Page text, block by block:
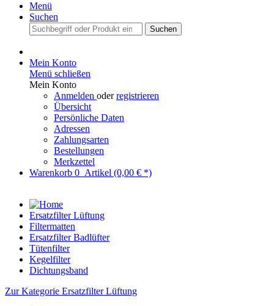
Menü
Suchen
Suchen
Mein Konto
Menü schließen
Mein Konto
Anmelden oderregistrieren
Übersicht
Persönliche Daten
Adressen
Zahlungsarten
Bestellungen
Merkzettel
Warenkorb 0 Artikel (0,00 € *)
Ersatzfilter Lüftung
Filtermatten
Ersatzfilter Badlüfter
Tütenfilter
Kegelfilter
Dichtungsband
Zur Kategorie Ersatzfilter Lüftung